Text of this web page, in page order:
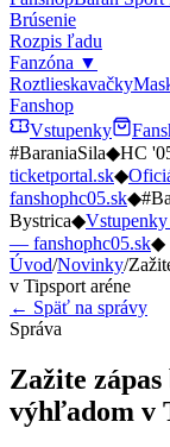
Brúsenie
Rozpis ľadu
Fanzóna ▼
Roztlieskavačky
Fanshop
Vstupenky
#BaraniaSila◆HC
ticketportal.sk◆
fanshophc05.sk◆
Bystrica◆
— fanshophc05.sk◆
Úvod/Novinky/
v Tipsport aréne
← Späť na správy
Správa
Zažite
výhľadom v